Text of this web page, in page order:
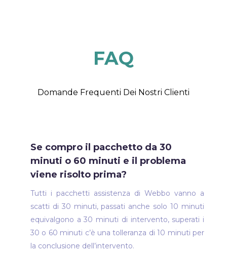
FAQ
Domande Frequenti Dei Nostri Clienti
Se compro il pacchetto da 30
minuti o 60 minuti e il problema
viene risolto prima?
Tutti i pacchetti assistenza di Webbo vanno a
scatti di 30 minuti, passati anche solo 10 minuti
equivalgono a 30 minuti di intervento, superati i
30 o 60 minuti c’è una tolleranza di 10 minuti per
la conclusione dell’intervento.